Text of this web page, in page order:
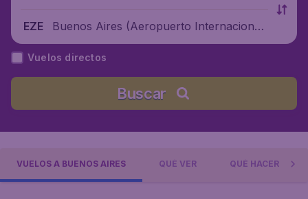
EZE
Buenos Aires (Aeropuerto Internacional
Ministro Pistarini), Argentina
Vuelos directos
Buscar
VUELOS A BUENOS AIRES QUÉ VER QUÉ HACER